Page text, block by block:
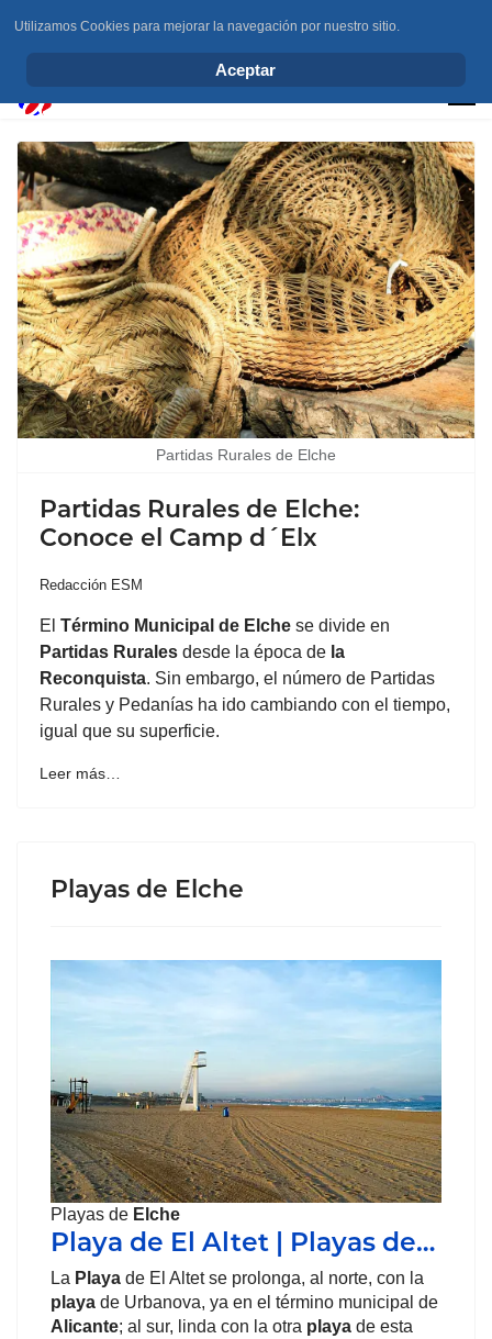
Partidas Rurales de Elche
Partidas Rurales de Elche:
Conoce el Camp d´Elx
Redacción ESM
El Término Municipal de Elche se divide en
Partidas Rurales desde la época de la
Reconquista. Sin embargo, el número de Partidas
Rurales y Pedanías ha ido cambiando con el tiempo,
igual que su superficie.
Leer más…
Playas de Elche
Playas de Elche
Playa de El Altet | Playas de…
La Playa de El Altet se prolonga, al norte, con la
playa de Urbanova, ya en el término municipal de
Alicante; al sur, linda con la otra playa de esta
Utilizamos Cookies para mejorar la navegación por nuestro sitio.
Aceptar